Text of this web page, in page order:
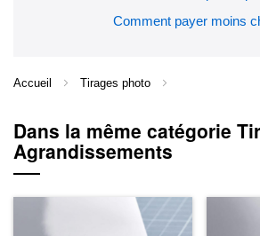
Comment payer moins
Accueil Tirages photo
Dans la même catégorie
Agrandissements